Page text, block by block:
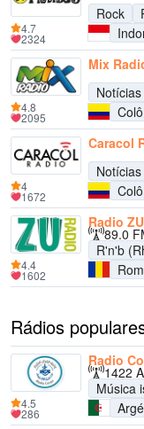
Rock
4.7
2324
Mix
Notícias
4.8
2095
Caracol
Notícias
4
1672
Radio ZU
89.0
R'n'b
4.4
1602
Rádios
Radio
1422
Música
4.5
286